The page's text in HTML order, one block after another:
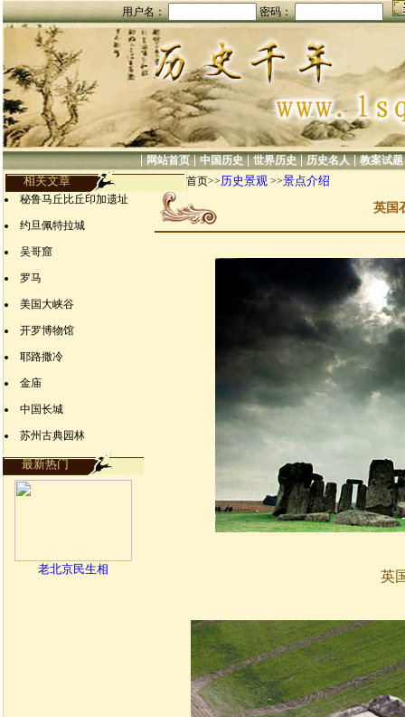
用户名： 密码：
|网站首页|中国历史|世界历史|历史名人|教案试题
相关文章
首页>>历史景观 >>景点介绍
秘鲁马丘比丘印加遗址
约旦佩特拉城
吴哥窟
罗马
美国大峡谷
开罗博物馆
耶路撒冷
金庙
中国长城
苏州古典园林
最新热门
老北京民生相
英国
英